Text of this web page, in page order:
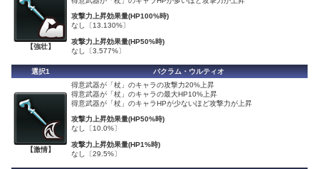
【強壮】
攻撃力上昇効果量(HP100%時)
なし〔13.130%〕
攻撃力上昇効果量(HP50%時)
なし〔3.577%〕
選択1 バクラム・ウルティオ
【激情】
得意武器が「杖」のキャラの攻撃力20%上昇
得意武器が「杖」のキャラの最大HP10%上昇
得意武器が「杖」のキャラHPが少ないほど攻撃力が上昇
攻撃力上昇効果量(HP50%時)
なし〔10.0%〕
攻撃力上昇効果量(HP1%時)
なし〔29.5%〕